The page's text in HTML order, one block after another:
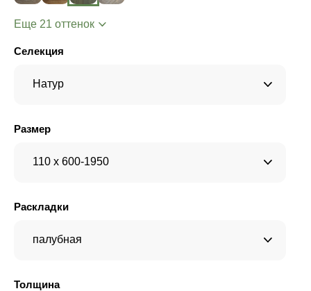
Еще 21 оттенок
Селекция
Натур
Размер
110 x 600-1950
Раскладки
палубная
Толщина